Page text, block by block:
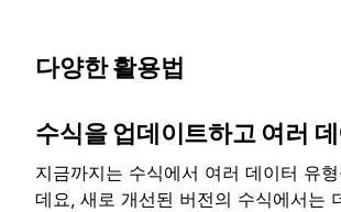
다양한 활용법
수식을 업데이트하고 여러
지금까지는 수식에서 여러 데이터 유
데요, 새로 개선된 버전의 수식에서는